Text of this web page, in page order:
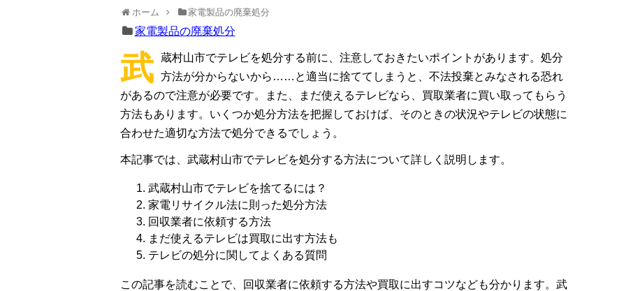
ホーム 家電製品の廃棄処分
家電製品の廃棄処分
武 蔵村山市でテレビを処分する前に、注意しておきたいポイントがあります。処分
方法が分からないから……と適当に捨ててしまうと、不法投棄とみなされる恐れ
があるので注意が必要です。また、まだ使えるテレビなら、買取業者に買い取ってもらう
方法もあります。いくつか処分方法を把握しておけば、そのときの状況やテレビの状態に
合わせた適切な方法で処分できるでしょう。
本記事では、武蔵村山市でテレビを処分する方法について詳しく説明します。
武蔵村山市でテレビを捨てるには？
家電リサイクル法に則った処分方法
回収業者に依頼する方法
まだ使えるテレビは買取に出す方法も
テレビの処分に関してよくある質問
この記事を読むことで、回収業者に依頼する方法や買取に出すコツなども分かります。武